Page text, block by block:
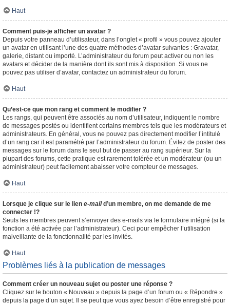
Haut
Comment puis-je afficher un avatar ?
Depuis votre panneau d’utilisateur, dans l’onglet « profil » vous pouvez ajouter
un avatar en utilisant l’une des quatre méthodes d’avatar suivantes : Gravatar,
galerie, distant ou importé. L’administrateur du forum peut activer ou non les
avatars et décider de la manière dont ils sont mis à disposition. Si vous ne
pouvez pas utiliser d’avatar, contactez un administrateur du forum.
Haut
Qu’est-ce que mon rang et comment le modifier ?
Les rangs, qui peuvent être associés au nom d’utilisateur, indiquent le nombre
de messages postés ou identifient certains membres tels que les modérateurs et
administrateurs. En général, vous ne pouvez pas directement modifier l’intitulé
d’un rang car il est paramétré par l’administrateur du forum. Évitez de poster des
messages sur le forum dans le seul but de passer au rang supérieur. Sur la
plupart des forums, cette pratique est rarement tolérée et un modérateur (ou un
administrateur) peut facilement abaisser votre compteur de messages.
Haut
Lorsque je clique sur le lien e-maild’un membre, on me demande de me
connecter !?
Seuls les membres peuvent s’envoyer des e-mails via le formulaire intégré (si la
fonction a été activée par l’administrateur). Ceci pour empêcher l’utilisation
malveillante de la fonctionnalité par les invités.
Haut
Problèmes liés à la publication de messages
Comment créer un nouveau sujet ou poster une réponse ?
Cliquez sur le bouton « Nouveau » depuis la page d’un forum ou « Répondre »
depuis la page d’un sujet. Il se peut que vous ayez besoin d’être enregistré pour